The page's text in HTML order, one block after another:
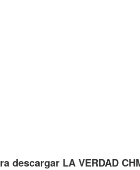
descargar LA VERDAD